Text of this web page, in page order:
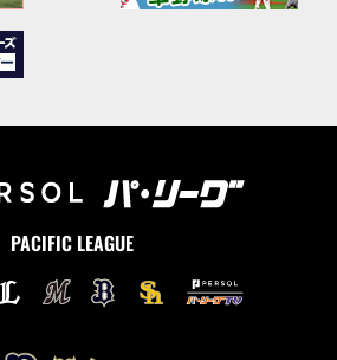
PACIFIC LEAGUE